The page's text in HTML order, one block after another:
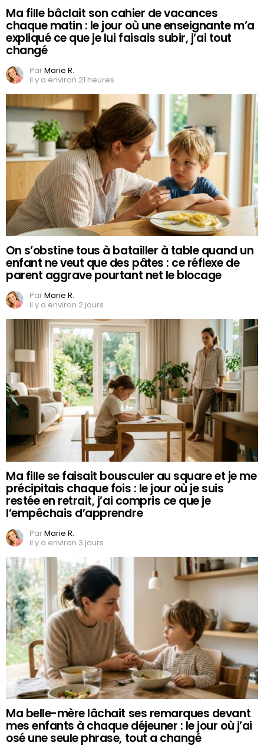
Ma fille bâclait son cahier de vacances
chaque matin : le jour où une enseignante m’a
expliqué ce que je lui faisais subir, j’ai tout
changé
ParMarie R.
il y a environ 21 heures
On s’obstine tous à batailler à table quand un
enfant ne veut que des pâtes : ce réflexe de
parent aggrave pourtant net le blocage
ParMarie R.
il y a environ 2 jours
Ma fille se faisait bousculer au square et je me
précipitais chaque fois : le jour où je suis
restée en retrait, j’ai compris ce que je
l’empêchais d’apprendre
ParMarie R.
il y a environ 3 jours
Ma belle-mère lâchait ses remarques devant
mes enfants à chaque déjeuner : le jour où j’ai
osé une seule phrase, tout a changé